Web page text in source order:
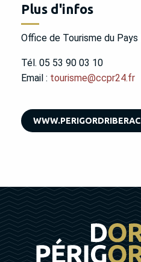
Plus d'infos
Office de Tourisme du Pays
Tél. 05 53 90 03 10
Email : tourisme@ccpr24.fr